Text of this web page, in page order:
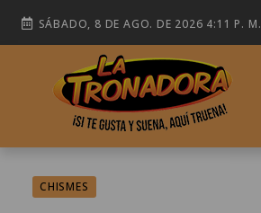
SÁBADO, 8 DE AGO. DE 2026 4:11 P. M.
CHISMES